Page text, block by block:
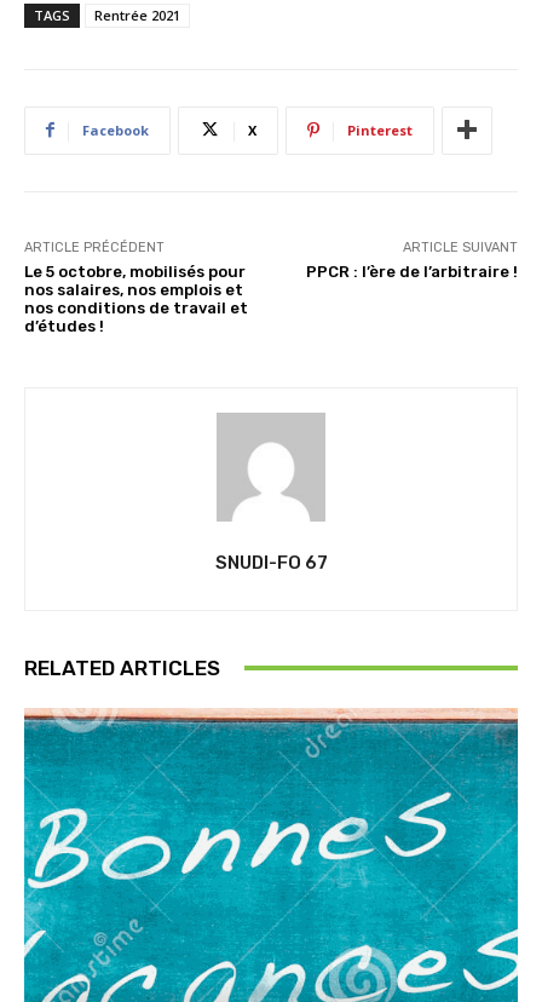
TAGS Rentrée 2021
Facebook X Pinterest
ARTICLE PRÉCÉDENT
Le 5 octobre, mobilisés pour
nos salaires, nos emplois et
nos conditions de travail et
d’études !
ARTICLE SUIVANT
PPCR : l’ère de l’arbitraire !
SNUDI-FO 67
RELATED ARTICLES